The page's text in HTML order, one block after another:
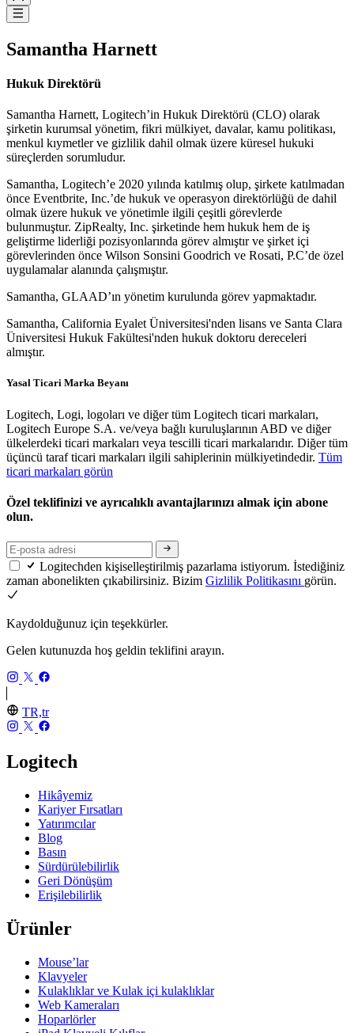
Samantha Harnett
Hukuk Direktörü
Samantha Harnett, Logitech’in Hukuk Direktörü (CLO) olarak
şirketin kurumsal yönetim, fikri mülkiyet, davalar, kamu politikası,
menkul kıymetler ve gizlilik dahil olmak üzere küresel hukuki
süreçlerden sorumludur.
Samantha, Logitech’e 2020 yılında katılmış olup, şirkete katılmadan
önce Eventbrite, Inc.’de hukuk ve operasyon direktörlüğü de dahil
olmak üzere hukuk ve yönetimle ilgili çeşitli görevlerde
bulunmuştur. ZipRealty, Inc. şirketinde hem hukuk hem de iş
geliştirme liderliği pozisyonlarında görev almıştır ve şirket içi
görevlerinden önce Wilson Sonsini Goodrich ve Rosati, P.C’de özel
uygulamalar alanında çalışmıştır.
Samantha, GLAAD’ın yönetim kurulunda görev yapmaktadır.
Samantha, California Eyalet Üniversitesi'nden lisans ve Santa Clara
Üniversitesi Hukuk Fakültesi'nden hukuk doktoru dereceleri
almıştır.
Yasal Ticari Marka Beyanı
Logitech, Logi, logoları ve diğer tüm Logitech ticari markaları,
Logitech Europe S.A. ve/veya bağlı kuruluşlarının ABD ve diğer
ülkelerdeki ticari markaları veya tescilli ticari markalarıdır. Diğer tüm
üçüncü taraf ticari markaları ilgili sahiplerinin mülkiyetindedir. Tüm
ticari markaları görün
Özel teklifinizi ve ayrıcalıklı avantajlarınızı almak için abone
olun.
Logitechden kişiselleştirilmiş pazarlama istiyorum. İstediğiniz
zaman abonelikten çıkabilirsiniz. Bizim Gizlilik Politikasını görün.
Kaydolduğunuz için teşekkürler.
Gelen kutunuzda hoş geldin teklifini arayın.
TR,tr
Logitech
Hikâyemiz
Kariyer Fırsatları
Yatırımcılar
Blog
Basın
Sürdürülebilirlik
Geri Dönüşüm
Erişilebilirlik
Ürünler
Mouse’lar
Klavyeler
Kulaklıklar ve Kulak içi kulaklıklar
Web Kameraları
Hoparlörler